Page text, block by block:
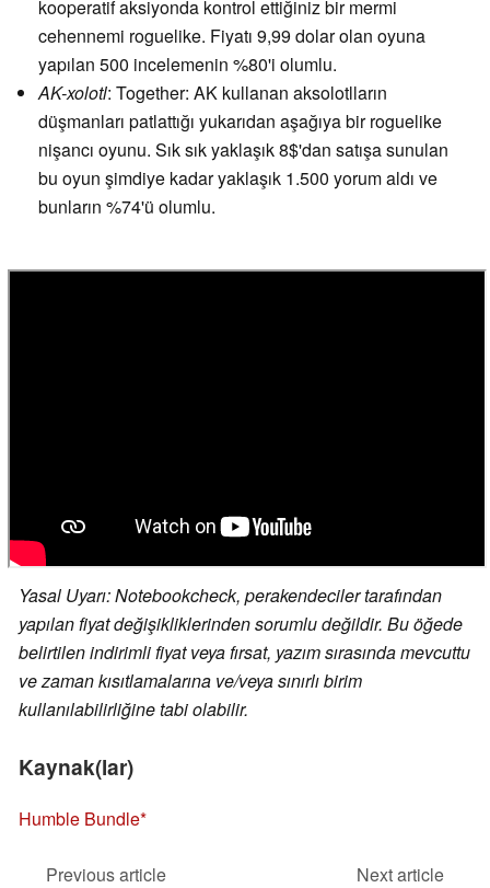
kooperatif aksiyonda kontrol ettiğiniz bir mermi
cehennemi roguelike. Fiyatı 9,99 dolar olan oyuna
yapılan 500 incelemenin %80'i olumlu.
AK-xolotl: Together: AK kullanan aksolotlların
düşmanları patlattığı yukarıdan aşağıya bir roguelike
nişancı oyunu. Sık sık yaklaşık 8$'dan satışa sunulan
bu oyun şimdiye kadar yaklaşık 1.500 yorum aldı ve
bunların %74'ü olumlu.
Yasal Uyarı: Notebookcheck, perakendeciler tarafından
yapılan fiyat değişikliklerinden sorumlu değildir. Bu öğede
belirtilen indirimli fiyat veya fırsat, yazım sırasında mevcuttu
ve zaman kısıtlamalarına ve/veya sınırlı birim
kullanılabilirliğine tabi olabilir.
Kaynak(lar)
Humble Bundle
Previous article
Next article